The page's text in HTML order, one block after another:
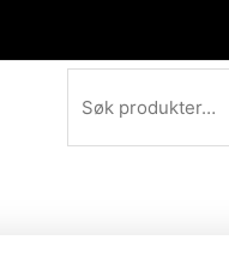
Søk